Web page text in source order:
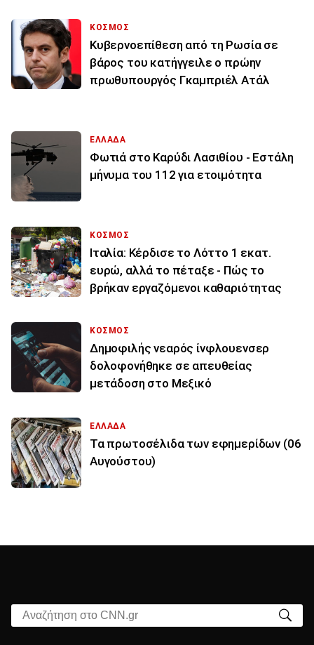
ΚΟΣΜΟΣ
Κυβερνοεπίθεση από τη Ρωσία σε
βάρος του κατήγγειλε ο πρώην
πρωθυπουργός Γκαμπριέλ Ατάλ
ΕΛΛΑΔΑ
Φωτιά στο Καρύδι Λασιθίου - Εστάλη
μήνυμα του 112 για ετοιμότητα
ΚΟΣΜΟΣ
Ιταλία: Κέρδισε το Λόττο 1 εκατ.
ευρώ, αλλά το πέταξε - Πώς το
βρήκαν εργαζόμενοι καθαριότητας
ΚΟΣΜΟΣ
Δημοφιλής νεαρός ίνφλουενσερ
δολοφονήθηκε σε απευθείας
μετάδοση στο Μεξικό
ΕΛΛΑΔΑ
Τα πρωτοσέλιδα των εφημερίδων (06
Αυγούστου)
Αναζήτηση στο CNN.gr